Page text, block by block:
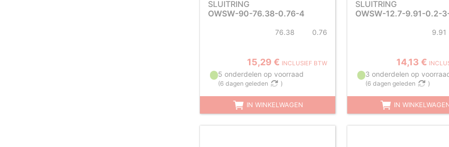
SLUITRING
OWSW-90-76.38-0.76-4
76.38 0.76
15,29 € INCLUSIEF BTW
5 onderdelen op voorraad
(6 dagen geleden )
IN WINKELWAGEN
SLUITRING
OWSW-12.7-9.91-0.2-
9.91
14,13 €
3 onderdelen op
(6 dagen geleden )
IN